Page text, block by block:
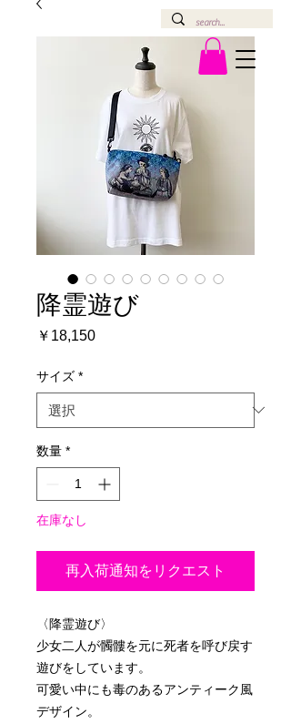
降霊遊び
￥18,150価
サイズ *
数量 *
在庫なし
再入荷通知をリクエスト
〈降霊遊び〉
少女二人が髑髏を元に死者を呼び戻す
遊びをしています。
可愛い中にも毒のあるアンティーク風
デザイン。